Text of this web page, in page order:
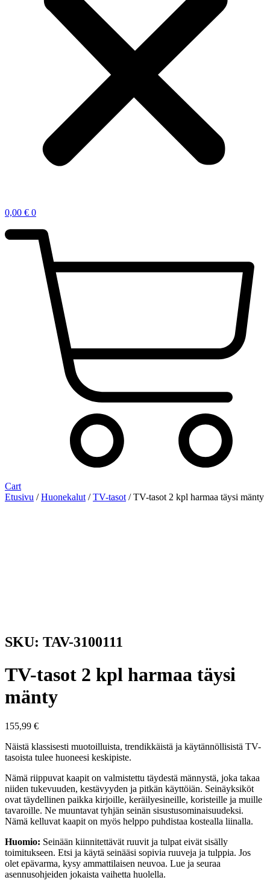
0,00 € 0
Cart
Etusivu /Huonekalut /TV-tasot / TV-tasot 2 kpl harmaa täysi mänty
SKU: TAV-3100111
TV-tasot 2 kpl harmaa täysi
mänty
155,99 €
Näistä klassisesti muotoilluista, trendikkäistä ja käytännöllisistä TV-
tasoista tulee huoneesi keskipiste.
Nämä riippuvat kaapit on valmistettu täydestä männystä, joka takaa
niiden tukevuuden, kestävyyden ja pitkän käyttöiän. Seinäyksiköt
ovat täydellinen paikka kirjoille, keräilyesineille, koristeille ja muille
tavaroille. Ne muuntavat tyhjän seinän sisustusominaisuudeksi.
Nämä kelluvat kaapit on myös helppo puhdistaa kostealla liinalla.
Huomio: Seinään kiinnitettävät ruuvit ja tulpat eivät sisälly
toimitukseen. Etsi ja käytä seinääsi sopivia ruuveja ja tulppia. Jos
olet epävarma, kysy ammattilaisen neuvoa. Lue ja seuraa
asennusohjeiden jokaista vaihetta huolella.